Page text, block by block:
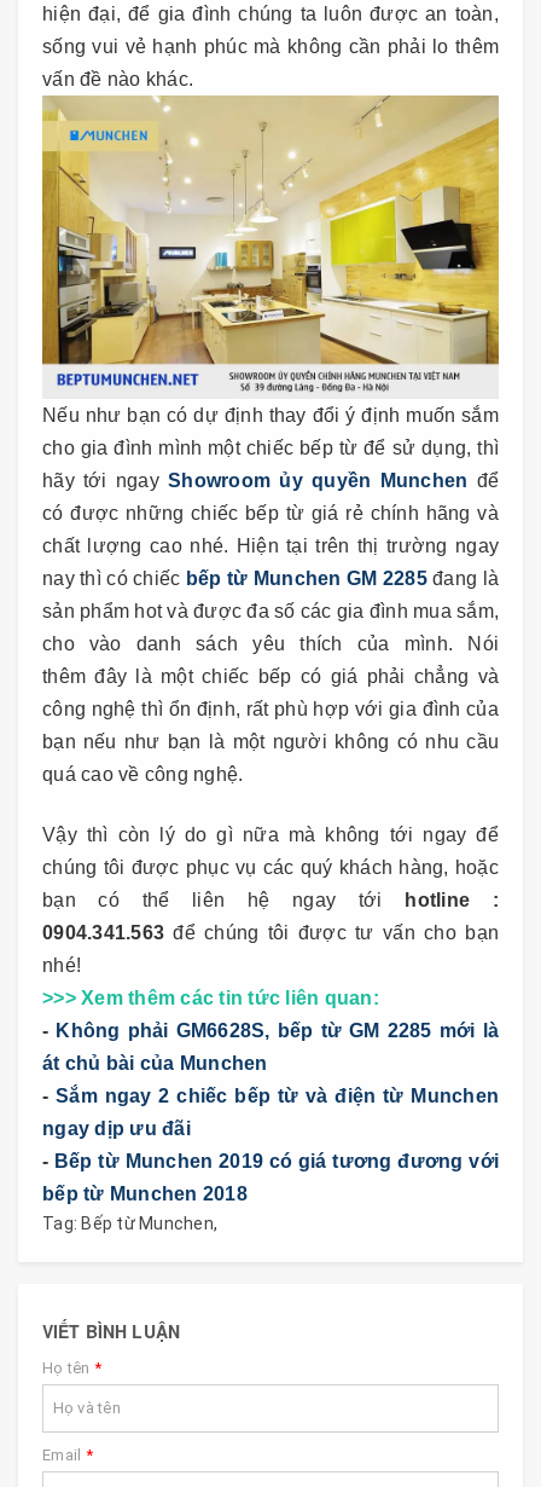
hiện đại, để gia đình chúng ta luôn được an toàn,
sống vui vẻ hạnh phúc mà không cần phải lo thêm
vấn đề nào khác.
Nếu như bạn có dự định thay đổi ý định muốn sắm
cho gia đình mình một chiếc bếp từ để sử dụng, thì
hãy tới ngayShowroom ủy quyền Munchen để
có được những chiếc bếp từ giá rẻ chính hãng và
chất lượng cao nhé. Hiện tại trên thị trường ngay
nay thì có chiếc bếp từ Munchen GM 2285đang là
sản phẩm hot và được đa số các gia đình mua sắm,
cho vào danh sách yêu thích của mình. Nói
thêm đây là một chiếc bếp có giá phải chẳng và
công nghệ thì ổn định, rất phù hợp với gia đình của
bạn nếu như bạn là một người không có nhu cầu
quá cao về công nghệ.
Vậy thì còn lý do gì nữa mà không tới ngay để
chúng tôi được phục vụ các quý khách hàng, hoặc
bạn có thể liên hệ ngay tới
hotline :
0904.341.563 để chúng tôi được tư vấn cho bạn
nhé!
>>> Xem thêm cáctin tức liên quan:
- Không phải GM6628S, bếp từ GM 2285 mới là
át chủ bài của Munchen
- Sắm ngay 2 chiếc bếp từ và điện từ Munchen
ngay dịp ưu đãi
- Bếp từ Munchen 2019 có giá tương đương với
bếp từ Munchen 2018
Tag: Bếp từ Munchen,
VIẾT BÌNH LUẬN
Họ tên *
Email *